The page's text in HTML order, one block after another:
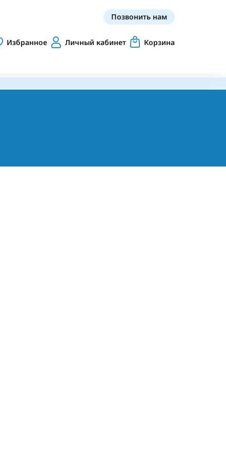
Позвонить нам
Избранное Личный кабинет Корзина